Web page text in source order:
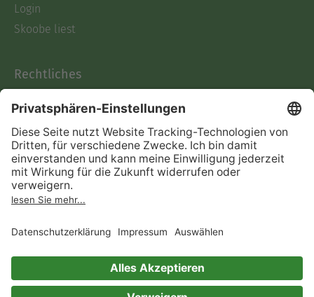
Login
Skoobe liest
Rechtliches
AGB
Informationen nach Data
Act
Verträge hier kündigen
Impressum
Immer ein gutes Buch